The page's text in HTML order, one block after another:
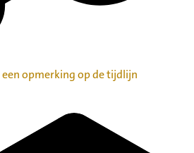
opmerking op de tijdlijn